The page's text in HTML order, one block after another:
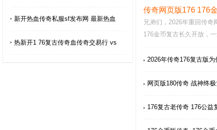
新开热血传奇私服sf发布网 最新热血
热新开1 76复古传奇血传奇交易行 vs
传奇网页版176 176
兄弟们，2026年重回传
176金币复古长久开放，
2026年传奇176复古版
网页版180传奇 战神终
176复古老传奇 176公